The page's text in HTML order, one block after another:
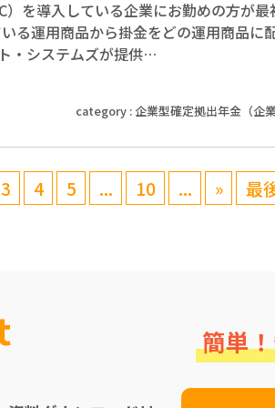
を導入している企業にお勤めの方が最
る運用商品から掛金をどの運用商品に
・システムズが提供…
category : 企業型確定拠出年金（企
3 4 5 ... 10 ... » 最
簡単